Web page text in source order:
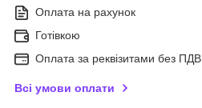
Оплата на рахунок
Готівкою
Оплата за реквізитами без ПДВ
Всі умови оплати